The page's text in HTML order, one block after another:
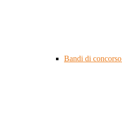
Bandi di concorso